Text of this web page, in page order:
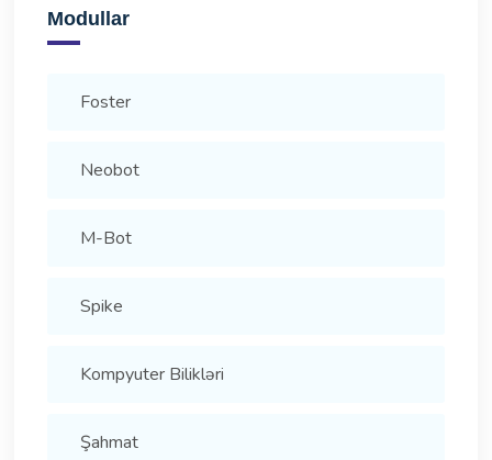
Modullar
Foster
Neobot
M-Bot
Spike
Kompyuter Bilikləri
Şahmat